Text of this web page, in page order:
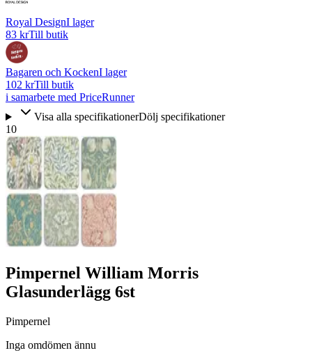
Royal DesignI lager
83 krTill butik
Bagaren och KockenI lager
102 krTill butik
i samarbete med PriceRunner
Visa alla specifikationerDölj specifikationer
10
Pimpernel William Morris
Glasunderlägg 6st
Pimpernel
Inga omdömen ännu